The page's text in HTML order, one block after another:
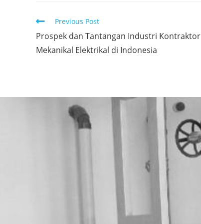
Previous Post
Prospek dan Tantangan Industri Kontraktor
Mekanikal Elektrikal di Indonesia